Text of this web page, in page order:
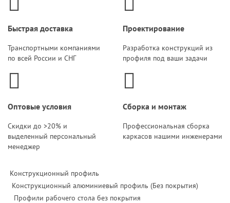
Быстрая доставка
Транспортными компаниями
по всей России и СНГ
Проектирование
Разработка конструкций из
профиля под ваши задачи
Оптовые условия
Скидки до >20% и
выделенный персональный
менеджер
Сборка и монтаж
Профессиональная сборка
каркасов нашими инженерами
Конструкционный профиль
Конструкционный алюминиевый профиль (Без покрытия)
Профили рабочего стола без покрытия